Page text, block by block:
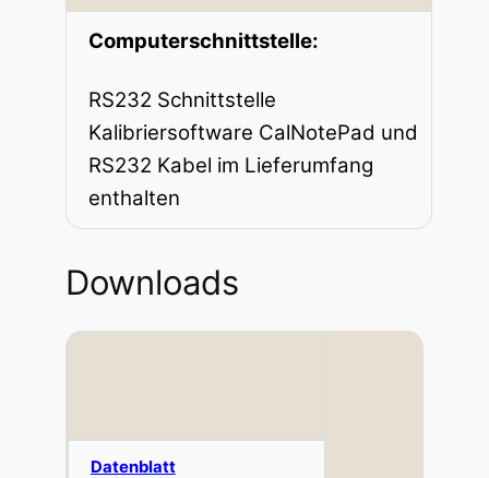
Computerschnittstelle:
RS232 Schnittstelle
Kalibriersoftware CalNotePad und
RS232 Kabel im Lieferumfang
enthalten
Downloads
Datenblatt